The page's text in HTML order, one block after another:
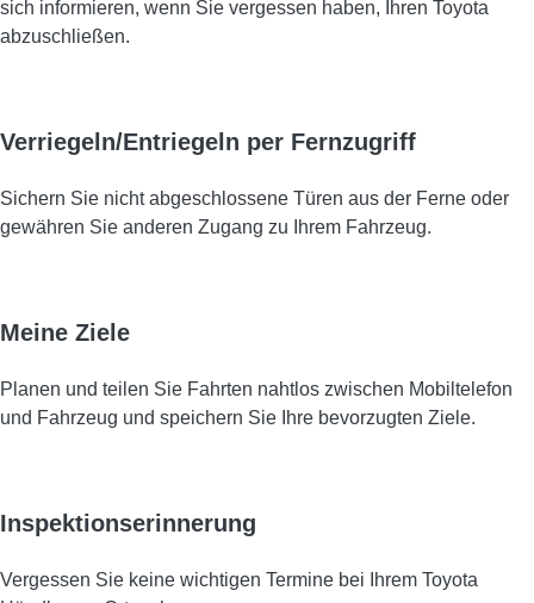
sich informieren, wenn Sie vergessen haben, Ihren Toyota
abzuschließen.
Verriegeln/Entriegeln per Fernzugriff
Sichern Sie nicht abgeschlossene Türen aus der Ferne oder
gewähren Sie anderen Zugang zu Ihrem Fahrzeug.
Meine Ziele
Planen und teilen Sie Fahrten nahtlos zwischen Mobiltelefon
und Fahrzeug und speichern Sie Ihre bevorzugten Ziele.
Inspektionserinnerung
Vergessen Sie keine wichtigen Termine bei Ihrem Toyota